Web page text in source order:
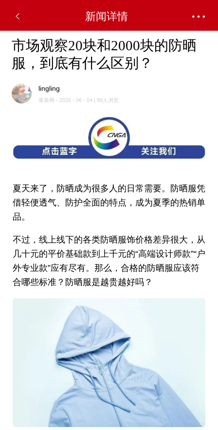
新闻详情
市场观察20块和2000块的防晒
服，到底有什么区别？
lingling
童装网 - 2026 - 06 - 04 | 99人浏览
夏天来了，防晒成为很多人的日常需要。防晒服凭
借轻便透气、防护全面的特点，成为夏季的热销单
品。
不过，线上线下的各类防晒服饰价格差异很大，从
几十元的平价基础款到上千元的“高端设计师款”“户
外专业款”应有尽有。那么，合格的防晒服应该符
合哪些标准？防晒服是越贵越好吗？